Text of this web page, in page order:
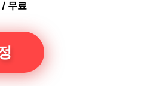
무료